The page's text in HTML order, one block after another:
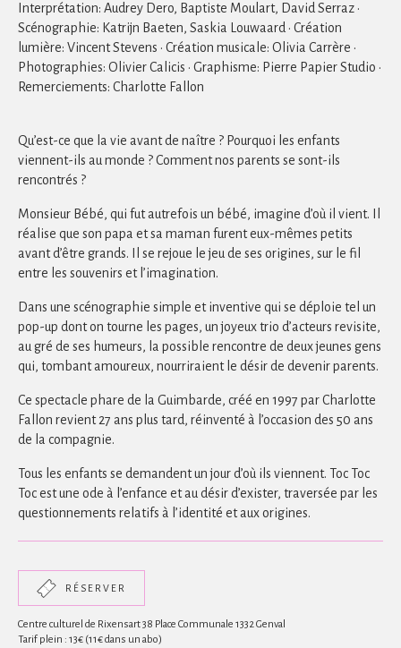
Interprétation: Audrey Dero, Baptiste Moulart, David Serraz ·
Scénographie: Katrijn Baeten, Saskia Louwaard · Création
lumière: Vincent Stevens · Création musicale: Olivia Carrère ·
Photographies: Olivier Calicis · Graphisme: Pierre Papier Studio ·
Remerciements: Charlotte Fallon
Qu’est-ce que la vie avant de naître ? Pourquoi les enfants
viennent-ils au monde ? Comment nos parents se sont-ils
rencontrés ?
Monsieur Bébé, qui fut autrefois un bébé, imagine d’où il vient. Il
réalise que son papa et sa maman furent eux-mêmes petits
avant d’être grands. Il se rejoue le jeu de ses origines, sur le fil
entre les souvenirs et l’imagination.
Dans une scénographie simple et inventive qui se déploie tel un
pop-up dont on tourne les pages, un joyeux trio d’acteurs revisite,
au gré de ses humeurs, la possible rencontre de deux jeunes gens
qui, tombant amoureux, nourriraient le désir de devenir parents.
Ce spectacle phare de la Guimbarde, créé en 1997 par Charlotte
Fallon revient 27 ans plus tard, réinventé à l’occasion des 50 ans
de la compagnie.
Tous les enfants se demandent un jour d’où ils viennent. Toc Toc
Toc est une ode à l’enfance et au désir d’exister, traversée par les
questionnements relatifs à l’identité et aux origines.
RÉSERVER
Centre culturel de Rixensart 38 Place Communale 1332 Genval
Tarif plein : 13€ (11€ dans un abo)